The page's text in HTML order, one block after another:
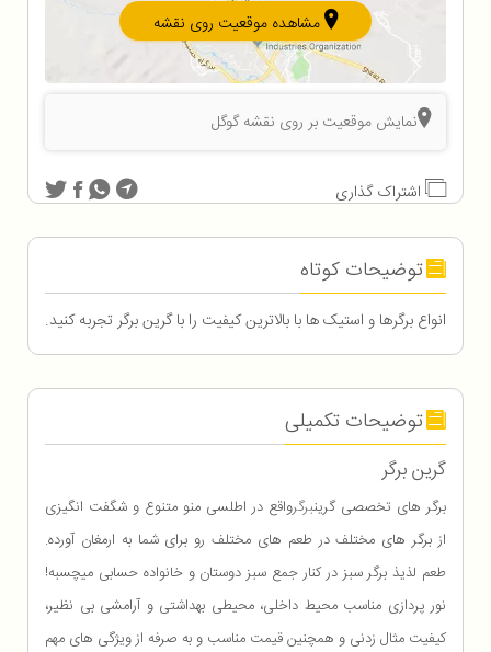
مشاهده موقعیت روی نقشه
نمایش موقعیت بر روی نقشه گوگل
اشتراک گذاری
توضیحات کوتاه
انواع برگرها و استیک ها با بالاترین کیفیت را با گرین برگر تجربه کنید.
توضیحات تکمیلی
گرین برگر
برگر های تخصصی گرینبرگرواقع در اطلسی منو متنوع و شگفت انگیزی
از برگر های مختلف در طعم های مختلف رو برای شما به ارمغان آورده.
طعم لذیذ برگر سبز در کنار جمع سبز دوستان و خانواده حسابی میچسبه!
نور پردازی مناسب محیط داخلی، محیطی بهداشتی و آرامشی بی نظیر،
کیفیت مثال زدنی و همچنین قیمت مناسب و به صرفه از ویژگی های مهم